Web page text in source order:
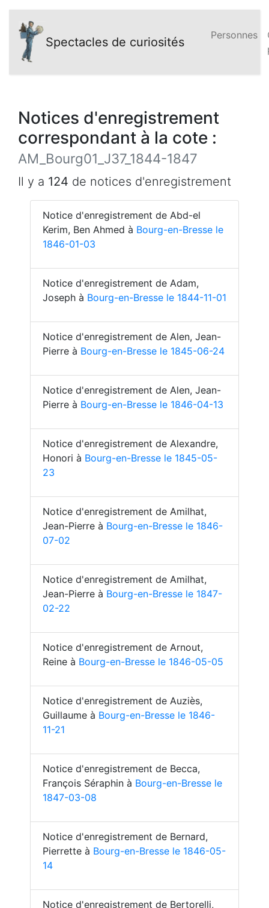
Spectacles de curiosités Personnes
Notices d'enregistrement
correspondant à la cote :
AM_Bourg01_J37_1844-1847
Il y a 124 de notices d'enregistrement
Notice d'enregistrement de Abd-el
Kerim, Ben Ahmed à Bourg-en-Bresse le
1846-01-03
Notice d'enregistrement de Adam,
Joseph à Bourg-en-Bresse le 1844-11-01
Notice d'enregistrement de Alen, Jean-
Pierre à Bourg-en-Bresse le 1845-06-24
Notice d'enregistrement de Alen, Jean-
Pierre à Bourg-en-Bresse le 1846-04-13
Notice d'enregistrement de Alexandre,
Honori à Bourg-en-Bresse le 1845-05-
23
Notice d'enregistrement de Amilhat,
Jean-Pierre à Bourg-en-Bresse le 1846-
07-02
Notice d'enregistrement de Amilhat,
Jean-Pierre à Bourg-en-Bresse le 1847-
02-22
Notice d'enregistrement de Arnout,
Reine à Bourg-en-Bresse le 1846-05-05
Notice d'enregistrement de Auziès,
Guillaume à Bourg-en-Bresse le 1846-
11-21
Notice d'enregistrement de Becca,
François Séraphin à Bourg-en-Bresse le
1847-03-08
Notice d'enregistrement de Bernard,
Pierrette à Bourg-en-Bresse le 1846-05-
14
Notice d'enregistrement de Bertorelli,